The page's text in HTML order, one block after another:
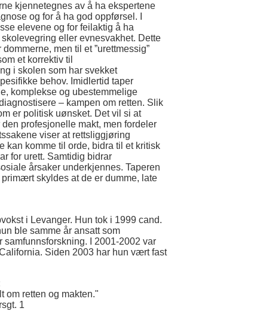
kjennetegnes av å ha ekspertene
og for å ha god oppførsel. I
elevene og for feilaktig å ha
eller evnesvakhet. Dette
men til et ”urettmessig”
et korrektiv til
i skolen som har svekket
behov. Imidlertid taper
komplekse og ubestemmelige
– kampen om retten. Slik
er politisk uønsket. Det vil si at
profesjonelle makt, men fordeler
viser at rettsliggjøring
kan komme til orde, bidra til et kritisk
for urett. Samtidig bidrar
årsaker underkjennes. Taperen
skyldes at de er dumme, late
i Levanger. Hun tok i 1999 cand.
ble samme år ansatt som
I 2001-2002 var
Siden 2003 har hun vært fast
om retten og makten."
1